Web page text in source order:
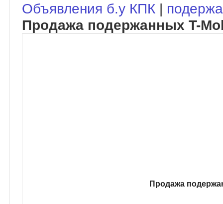
Объявления б.у КПК |
Продажа подержанных T-
Продажа